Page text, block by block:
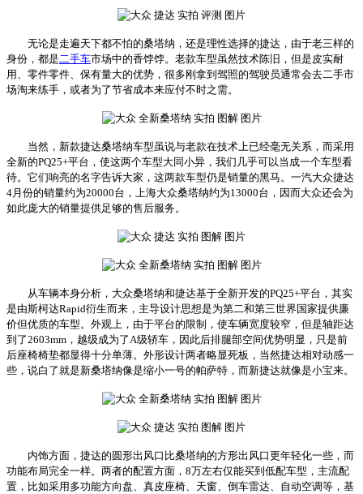
无论是走遍天下都不怕的桑塔纳，还是理性选择的捷达，由于老三样的
身份，都是 二手车市场中的香饽饽。老款车型虽然技术陈旧，但是皮实耐
用、零件零件、保有量大的优势，很多刚拿到驾照的驾驶员通常会去二手市
场淘来练手，或者为了节省成本来应付不时之需。
当然，新款捷达桑塔纳车型虽说与老款在技术上已经毫无关系，而采用
全新的PQ25+平台，使这两个车型大同小异，我们几乎可以当成一个车型看
待。它们响亮的名字告诉大家，这两款车型仍是销量的黑马。一汽大众捷达
4月份的销量约为20000台，上海大众桑塔纳约为13000台，因而大众还会为
如此庞大的销量提供足够的售后服务。
从车辆本身分析，大众桑塔纳和捷达基于全新开发的PQ25+平台，其实
是由斯柯达Rapid衍生而来，主导设计思想是为第二和第三世界国家提供廉
价但优质的车型。外观上，由于平台的限制，使车辆宽度较窄，但是轴距达
到了2603mm，越级成为了A级轿车，因此后排腿部空间优势明显，只是前
后座椅椅垫都显得十分单薄。外形设计两者略显死板，当然捷达相对动感一
些，说白了就是新桑塔纳像是缩小一号的帕萨特，而新捷达就像是小宝来。
内饰方面，捷达的圆形出风口比桑塔纳的方形出风口更年轻化一些，而
功能布局完全一样。两者的配置方面，8万左右仅能买到低配车型，主流配
置，比如采用多功能方向盘、真皮座椅、天窗、倒车雷达、自动空调等，基